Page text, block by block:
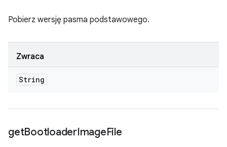
Pobierz wersję pasma podstawowego.
Zwraca
String
getBootloaderImageFile